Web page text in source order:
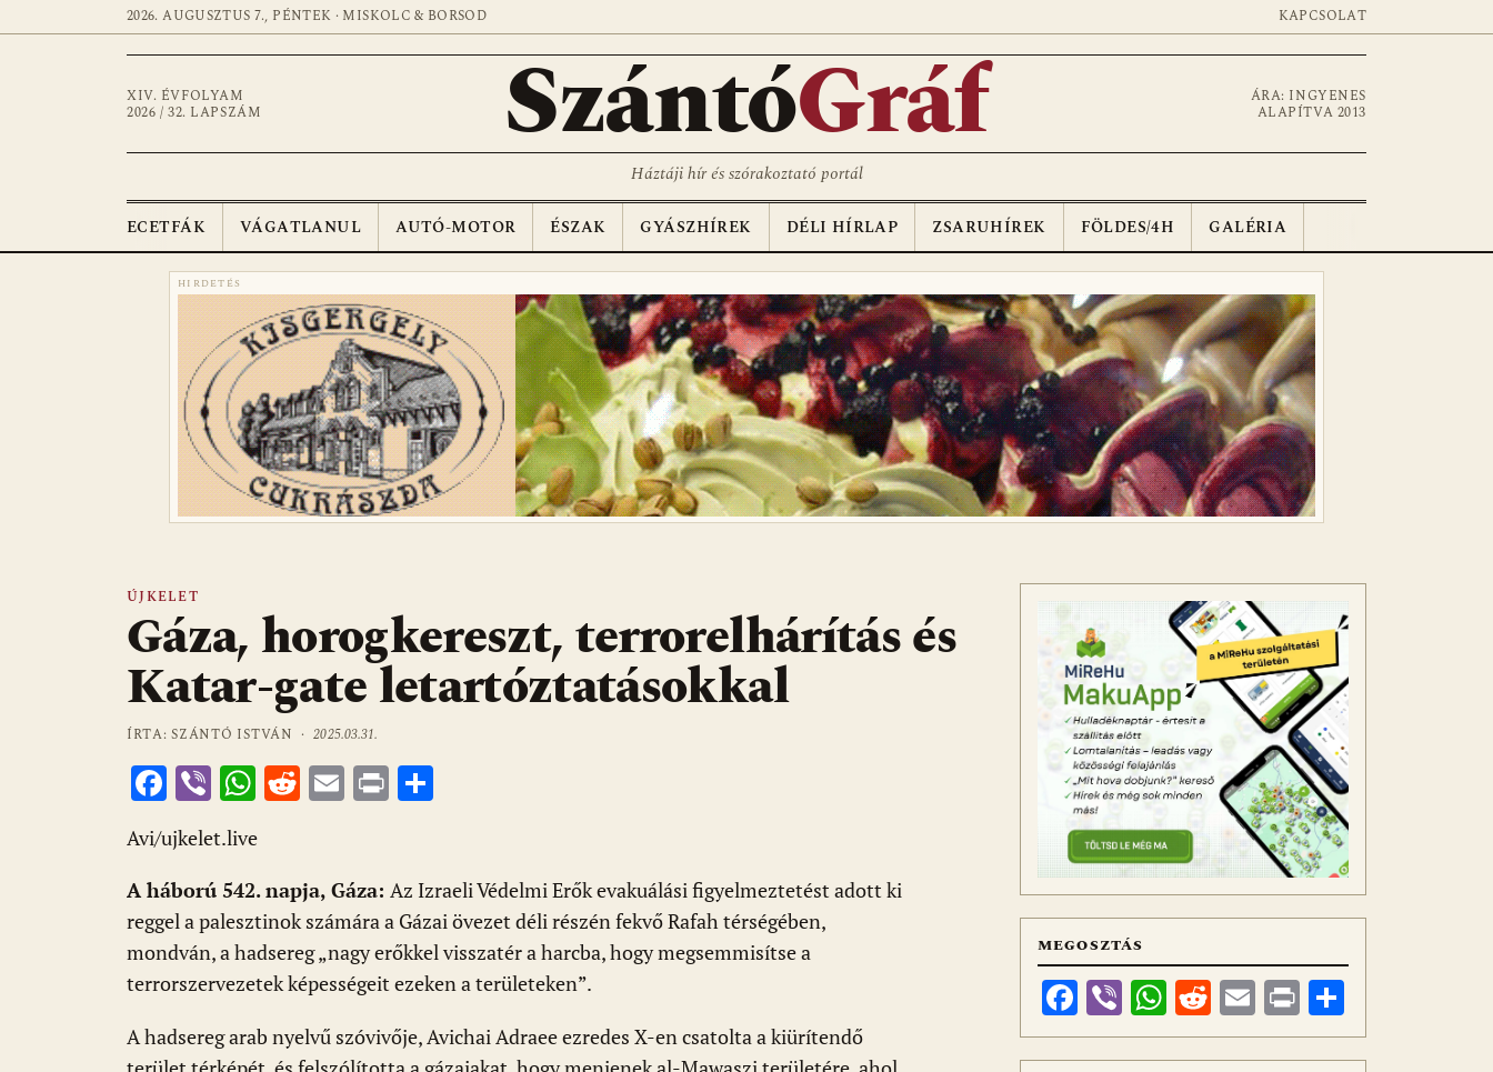
2026. AUGUSZTUS 7., PÉNTEK · MISKOLC & BORSOD KAPCSOLAT
XIV. ÉVFOLYAM
2026 / 32. LAPSZÁM
SzántóGráf
ÁRA: INGYENES
ALAPÍTVA 2013
Háztáji hír és szórakoztató portál
ECETFÁK VÁGATLANUL AUTÓ-MOTOR ÉSZAK GYÁSZHÍREK DÉLI HÍRLAP ZSARUHÍREK FÖLDES/4H GALÉRIA
HIRDETÉS
ÚJKELET
Gáza, horogkereszt, terrorelhárítás és
Katar-gate letartóztatásokkal
ÍRTA: SZÁNTÓ ISTVÁN ·2025.03.31.
F
ac
e
b
o
o
k
Vi
b
er
W
at
s
A
p
p
R
di
t
E
l
Pr
m
e
g
Avi/ujkelet.live
A háború 542. napja, Gáza: Az Izraeli Védelmi Erők evakuálási figyelmeztetést adott ki
reggel a palesztinok számára a Gázai övezet déli részén fekvő Rafah térségében,
mondván, a hadsereg „nagy erőkkel visszatér a harcba, hogy megsemmisítse a
terrorszervezetek képességeit ezeken a területeken”.
A hadsereg arab nyelvű szóvivője, Avichai Adraee ezredes X-en csatolta a kiürítendő
MEGOSZTÁS
Facebook
ViberWhatsApp
Reddit
Email
Print
meg